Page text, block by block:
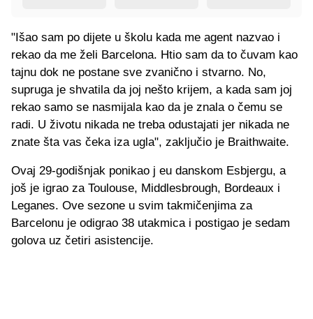
"Išao sam po dijete u školu kada me agent nazvao i
rekao da me želi Barcelona. Htio sam da to čuvam kao
tajnu dok ne postane sve zvanično i stvarno. No,
supruga je shvatila da joj nešto krijem, a kada sam joj
rekao samo se nasmijala kao da je znala o čemu se
radi. U životu nikada ne treba odustajati jer nikada ne
znate šta vas čeka iza ugla", zaključio je Braithwaite.
Ovaj 29-godišnjak ponikao j eu danskom Esbjergu, a
još je igrao za Toulouse, Middlesbrough, Bordeaux i
Leganes. Ove sezone u svim takmičenjima za
Barcelonu je odigrao 38 utakmica i postigao je sedam
golova uz četiri asistencije.